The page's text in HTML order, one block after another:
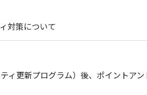
対策について
ィ更新プログラム）後、ポイントア